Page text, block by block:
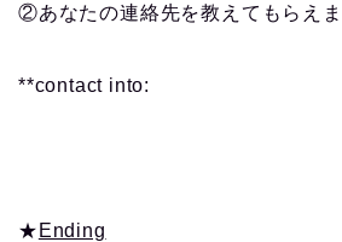
②あなたの連絡先を教えてもらえま
**contact into:
★ Ending